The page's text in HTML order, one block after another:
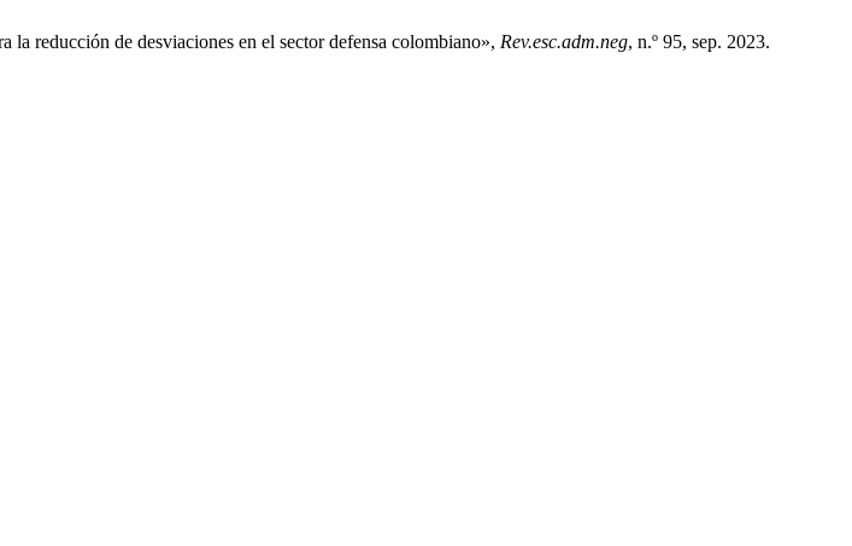
reducción de desviaciones en el sector defensa colombiano», Rev.esc.adm.neg, n.º 95, sep. 2023.